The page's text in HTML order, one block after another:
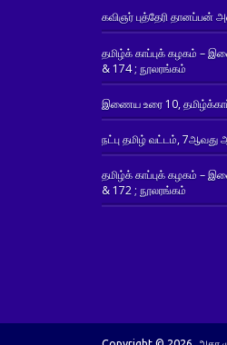
கவிஞர் புத்தேரி தானப்பன்
தமிழ்க் காப்புக் கழகம் –
& 174 ; நூலரங்கம்
இணைய உரை 10,
நட்பு தமிழ் வட்டம், 7ஆவது
தமிழ்க் காப்புக் கழகம் –
& 172 ; நூலரங்கம்